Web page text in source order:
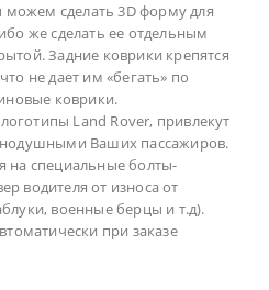
сделать 3D форму для
же сделать ее отдельным
Задние коврики крепятся
не дает им «бегать» по
коврики.
Land Rover, привлекут
Ваших пассажиров.
на специальные болты-
водителя от износа от
военные берцы и т.д).
при заказе